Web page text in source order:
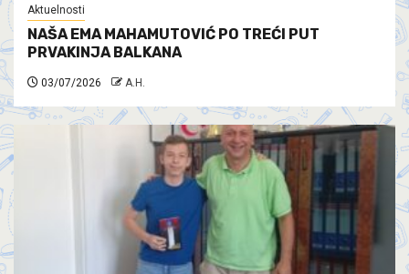
Aktuelnosti
NAŠA EMA MAHAMUTOVIĆ PO TREĆI PUT
PRVAKINJA BALKANA
03/07/2026 A.H.